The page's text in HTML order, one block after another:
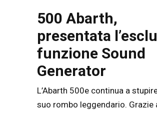
500 Abarth,
presentata
funzione Sound
Generator
L’Abarth 500e continua a
suo rombo leggendario. Grazie